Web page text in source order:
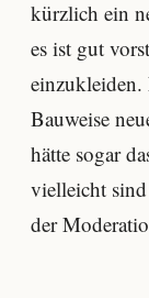
kürzlich ein
es ist gut
einzukleiden.
Bauweise
hätte sogar
vielleicht
der